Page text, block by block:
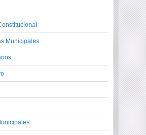
Municipales